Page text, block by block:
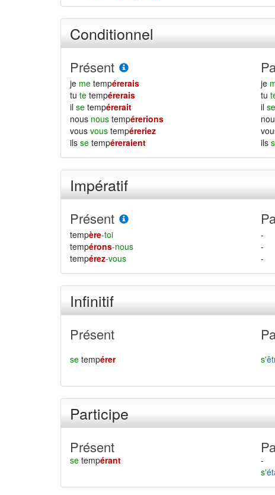
Conditionnel
Présent
je me tempérerais
tu te tempérerais
il se tempérerait
nous nous tempérerions
vous vous tempéreriez
ils se tempéreraient
je
tu
il
ils
Impératif
Présent
tempère-toi
tempérons-nous
tempérez-vous
-
-
-
Infinitif
Présent
se tempérer s'
Participe
Présent
se tempérant
-
s'